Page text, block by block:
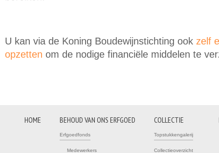
U kan via de Koning Boudewijnstichting ook zelf
opzetten om de nodige financiële middelen te
HOME BEHOUD VAN ONS ERFGOED
Erfgoedfonds
Medewerkers
COLLECTIE
Topstukkengalerij
Collectieoverzicht